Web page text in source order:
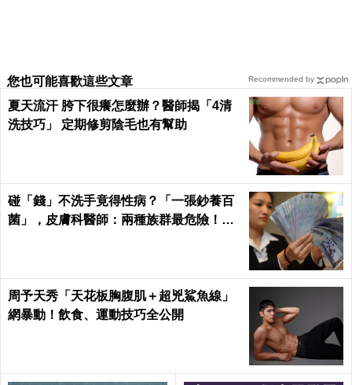
您也可能喜歡這些文章
夏天流汗 胯下很癢怎麼辦？醫師揭「4清
洗技巧」 定期修剪陰毛也有幫助
碰「錢」不洗手竟得性病？「一張鈔養百
菌」，皮膚科醫師：兩種族群最危險！｜
周予天秀「天花板胸腹肌＋超兇鯊魚線」
網暴動！飲食、運動技巧全公開
Recommended by